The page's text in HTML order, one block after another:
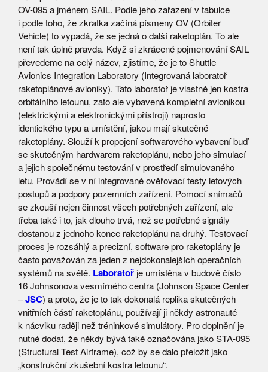
OV-095 a jménem SAIL. Podle jeho zařazení v tabulce
i podle toho, že zkratka začíná písmeny OV (Orbiter
Vehicle) to vypadá, že se jedná o další raketoplán. To ale
není tak úplně pravda. Když si zkrácené pojmenování SAIL
převedeme na celý název, zjistíme, že je to Shuttle
Avionics Integration Laboratory (Integrovaná laboratoř
raketoplánové avioniky). Tato laboratoř je vlastně jen kostra
orbitálního letounu, zato ale vybavená kompletní avionikou
(elektrickými a elektronickými přístroji) naprosto
identického typu a umístění, jakou mají skutečné
raketoplány. Slouží k propojení softwarového vybavení buď
se skutečným hardwarem raketoplánu, nebo jeho simulací
a jejich společnému testování v prostředí simulovaného
letu. Provádí se v ní integrované ověřovací testy letových
postupů a podpory pozemních zařízení. Pomocí snímačů
se zkouší nejen činnost všech potřebných zařízení, ale
třeba také i to, jak dlouho trvá, než se potřebné signály
dostanou z jednoho konce raketoplánu na druhý. Testovací
proces je rozsáhlý a precizní, software pro raketoplány je
často považován za jeden z nejdokonalejších operačních
systémů na světě. Laboratoř je umístěna v budově číslo
16 Johnsonova vesmírného centra (Johnson Space Center
–JSC) a proto, že je to tak dokonalá replika skutečných
vnitřních částí raketoplánu, používají ji někdy astronauté
k nácviku raději než tréninkové simulátory. Pro doplnění je
nutné dodat, že někdy bývá také označována jako STA-095
(Structural Test Airframe), což by se dalo přeložit jako
„konstrukční zkušební kostra letounu“.